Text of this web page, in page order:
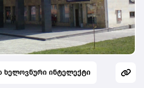
ხელოვნური ინტელექტი